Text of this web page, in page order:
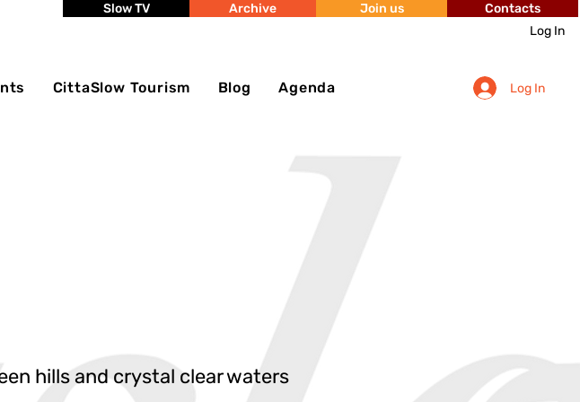
Log In
Slow TV Archive Join us Contacts
CittaSlow Tourism Blog Agenda Log In
hills and crystal clear waters